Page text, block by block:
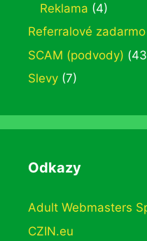
Reklama (4)
Referralové zadarmo
SCAM (podvody)
Slevy (7)
Odkazy
Adult Webmasters
CZIN.eu